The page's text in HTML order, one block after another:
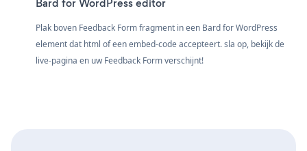
Plak boven Feedback Form fragment in een Bard for WordPress
element dat html of een embed-code accepteert. sla op, bekijk de
live-pagina en uw Feedback Form verschijnt!